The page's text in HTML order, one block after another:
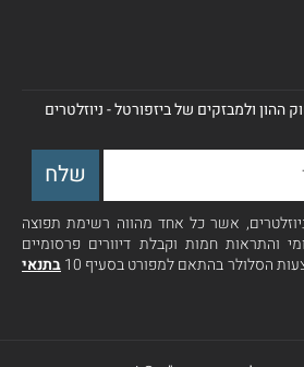
ההון ולמבזקים של ביזפורטל - ניוזלטרים
אשר כל אחד מהווה רשימת תפוצה
והתראות חמות וקבלת דיוורים פרסומיים
הסלולר בהתאם למפורט בסעיף 10
בתנאי